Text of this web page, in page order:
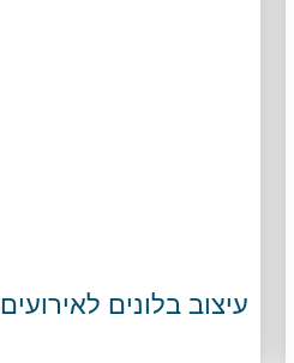
עיצוב בלונים לאירועים